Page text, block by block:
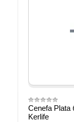
Cenefa
Kerlife